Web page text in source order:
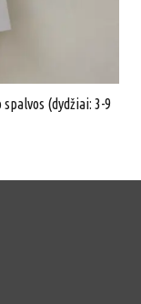
(dydžiai: 3-9